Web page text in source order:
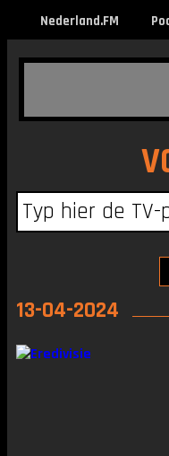
Nederland.FM
13-04-2024